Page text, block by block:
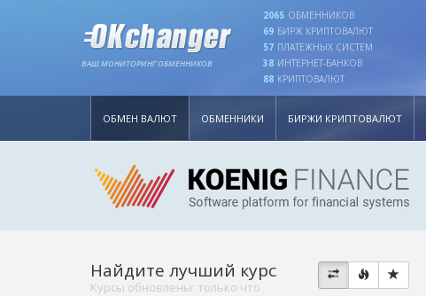
ВАШ МОНИТОРИНГ ОБМЕННИКОВ
2065 ОБМЕННИКОВ
69 БИРЖ КРИПТОВАЛЮТ
57 ПЛАТЕЖНЫХ СИСТЕМ
38 ИНТЕРНЕТ-БАНКОВ
88 КРИПТОВАЛЮТ
ОБМЕН ВАЛЮТ ОБМЕННИКИ БИРЖИ КРИПТОВАЛЮТ
Найдите лучший курс
Курсы обновлены: только что